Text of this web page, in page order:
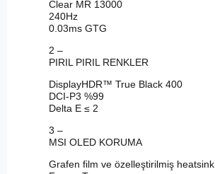
Clear MR 13000
240Hz
0.03ms GTG
2 –
PIRIL PIRIL RENKLER
DisplayHDR™ True Black 400
DCI-P3 %99
Delta E ≤ 2
3 –
MSI OLED KORUMA
Grafen film ve özelleştirilmiş heatsink